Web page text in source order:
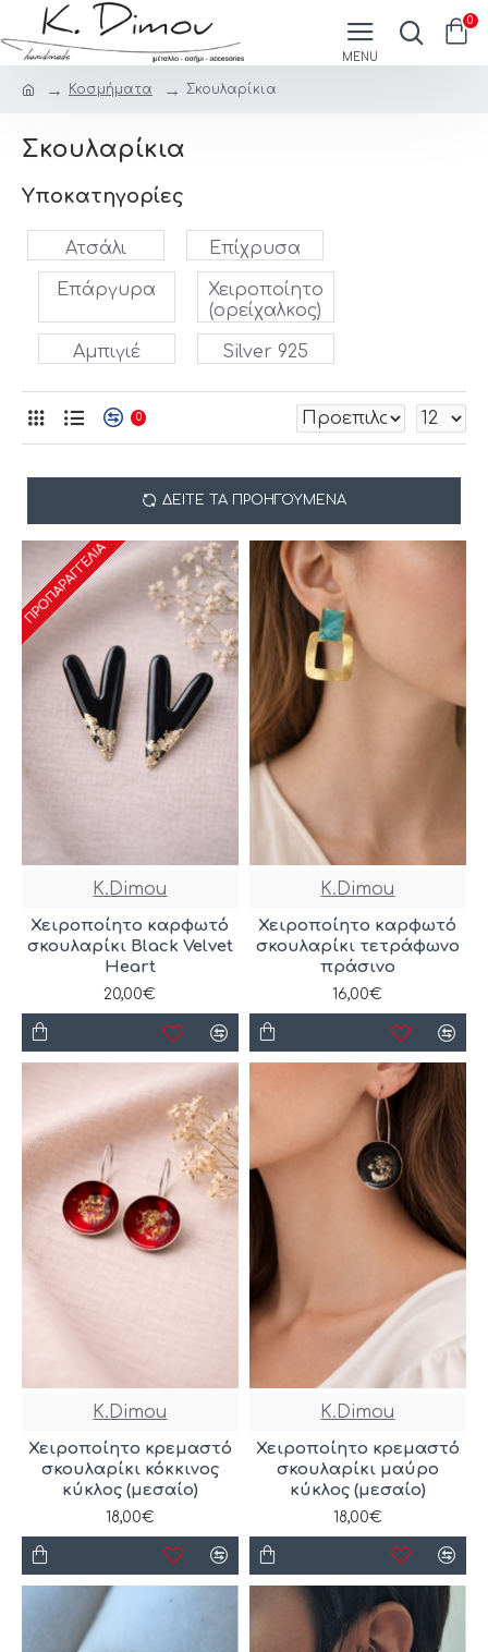
0
Κοσμήματα Σκουλαρίκια
Σκουλαρίκια
Υποκατηγορίες
Ατσάλι Επίχρυσα
Επάργυρα
Χειροποίητο
(ορείχαλκος)
Αμπιγιέ Silver 925
0
ΔΕΊΤΕ ΤΑ ΠΡΟΗΓΟΎΜΕΝΑ
ΠΡΟΠΑΡΑΓΓΕΛΊΑ
K.Dimou
Χειροποίητο καρφωτό
σκουλαρίκι Black Velvet
Heart
20,00€
K.Dimou
Χειροποίητο καρφωτό
σκουλαρίκι τετράφωνο
πράσινο
16,00€
K.Dimou
Χειροποίητο κρεμαστό
σκουλαρίκι κόκκινος
κύκλος (μεσαίο)
18,00€
K.Dimou
Χειροποίητο κρεμαστό
σκουλαρίκι μαύρο
κύκλος (μεσαίο)
18,00€